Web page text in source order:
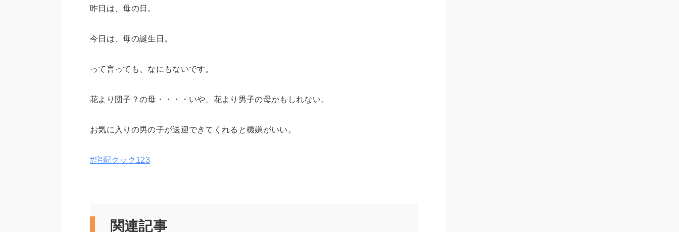
昨日は、母の日。
今日は、母の誕生日。
って言っても、なにもないです。
花より団子？の母・・・・いや、花より男子の母かもしれない。
お気に入りの男の子が送迎できてくれると機嫌がいい。
#宅配クック123
関連記事